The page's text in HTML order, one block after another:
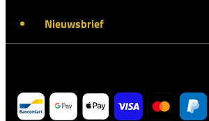
Nieuwsbrief